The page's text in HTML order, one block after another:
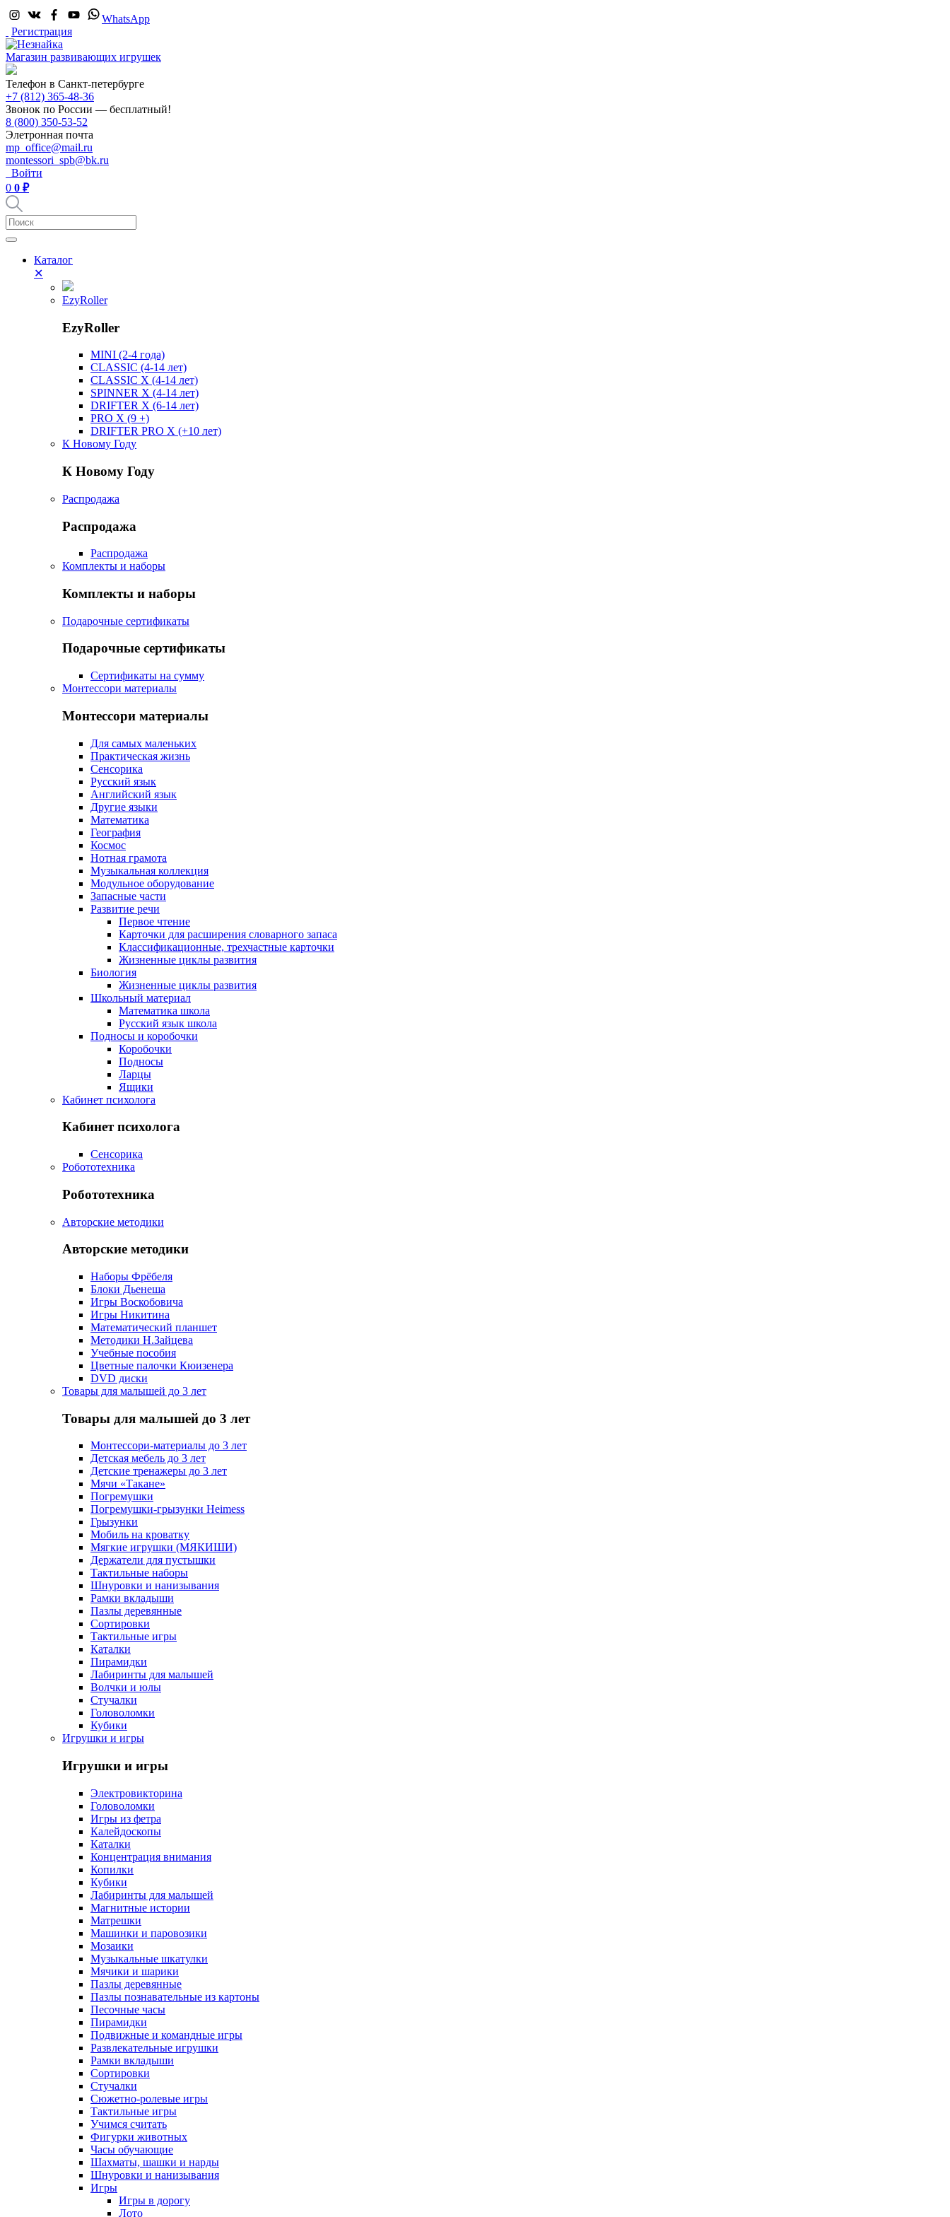
WhatsApp
Регистрация
Магазин развивающих игрушек
Телефон в Санкт-петербурге
+7 (812) 365-48-36
Звонок по России — бесплатный!
8 (800) 350-53-52
Элетронная почта
mp_office@mail.ru
montessori_spb@bk.ru
Войти
0 0 ₽
Каталог
✕
EzyRoller
EzyRoller
MINI (2-4 года)
CLASSIC (4-14 лет)
CLASSIC X (4-14 лет)
SPINNER X (4-14 лет)
DRIFTER X (6-14 лет)
PRO X (9 +)
DRIFTER PRO X (+10 лет)
К Новому Году
К Новому Году
Распродажа
Распродажа
Распродажа
Комплекты и наборы
Комплекты и наборы
Подарочные сертификаты
Подарочные сертификаты
Сертификаты на сумму
Монтессори материалы
Монтессори материалы
Для самых маленьких
Практическая жизнь
Сенсорика
Русский язык
Английский язык
Другие языки
Математика
География
Космос
Нотная грамота
Музыкальная коллекция
Модульное оборудование
Запасные части
Развитие речи
Первое чтение
Карточки для расширения словарного запаса
Классификационные, трехчастные карточки
Жизненные циклы развития
Биология
Жизненные циклы развития
Школьный материал
Математика школа
Русский язык школа
Подносы и коробочки
Коробочки
Подносы
Ларцы
Ящики
Кабинет психолога
Кабинет психолога
Сенсорика
Робототехника
Робототехника
Авторские методики
Авторские методики
Наборы Фрёбеля
Блоки Дьенеша
Игры Воскобовича
Игры Никитина
Математический планшет
Методики Н.Зайцева
Учебные пособия
Цветные палочки Кюизенера
DVD диски
Товары для малышей до 3 лет
Товары для малышей до 3 лет
Монтессори-материалы до 3 лет
Детская мебель до 3 лет
Детские тренажеры до 3 лет
Мячи «Такане»
Погремушки
Погремушки-грызунки Heimess
Грызунки
Мобиль на кроватку
Мягкие игрушки (МЯКИШИ)
Держатели для пустышки
Тактильные наборы
Шнуровки и нанизывания
Рамки вкладыши
Пазлы деревянные
Сортировки
Тактильные игры
Каталки
Пирамидки
Лабиринты для малышей
Волчки и юлы
Стучалки
Головоломки
Кубики
Игрушки и игры
Игрушки и игры
Электровикторина
Головоломки
Игры из фетра
Калейдоскопы
Каталки
Концентрация внимания
Копилки
Кубики
Лабиринты для малышей
Магнитные истории
Матрешки
Машинки и паровозики
Мозаики
Музыкальные шкатулки
Мячики и шарики
Пазлы деревянные
Пазлы познавательные из картоны
Песочные часы
Пирамидки
Подвижные и командные игры
Развлекательные игрушки
Рамки вкладыши
Сортировки
Стучалки
Сюжетно-ролевые игры
Тактильные игры
Учимся считать
Фигурки животных
Часы обучающие
Шахматы, шашки и нарды
Шнуровки и нанизывания
Игры
Игры в дорогу
Лото